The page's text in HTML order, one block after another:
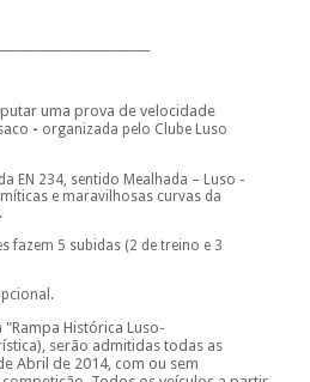
uma prova de velocidade
- organizada pelo Clube Luso
EN 234, sentido Mealhada – Luso -
e maravilhosas curvas da
fazem 5 subidas (2 de treino e 3
Histórica Luso-
serão admitidas todas as
Abril de 2014, com ou sem